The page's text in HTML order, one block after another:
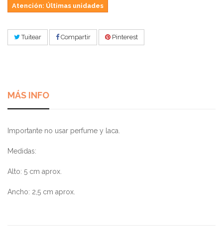
Atención: Últimas unidades
Tuitear Compartir Pinterest
MÁS INFO
Importante no usar perfume y laca.
Medidas:
Alto: 5 cm aprox.
Ancho: 2,5 cm aprox.